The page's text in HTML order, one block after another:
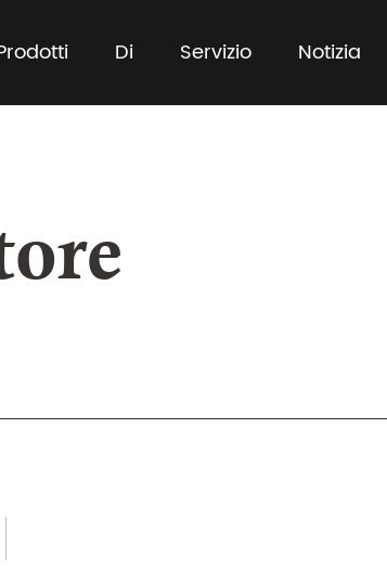
Di Servizio Notizia